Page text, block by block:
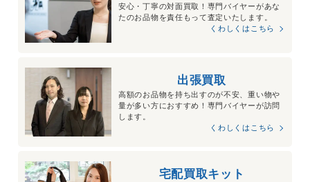
安心・丁寧の対面買取！専門バイヤーがあな
たのお品物を責任もって査定いたします。
くわしくはこちら
出張買取
高額のお品物を持ち出すのが不安、重い物や
量が多い方におすすめ！専門バイヤーが訪問
します。
くわしくはこちら
宅配買取キット